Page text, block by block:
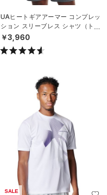
UAヒートギアアーマー コンプレッ
ション スリーブレス シャツ（トレ
ーニング/MEN）
￥3,960
SALE